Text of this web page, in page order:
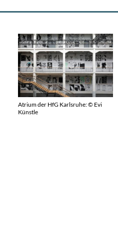
Atrium der HfG Karlsruhe: © Evi
Künstle